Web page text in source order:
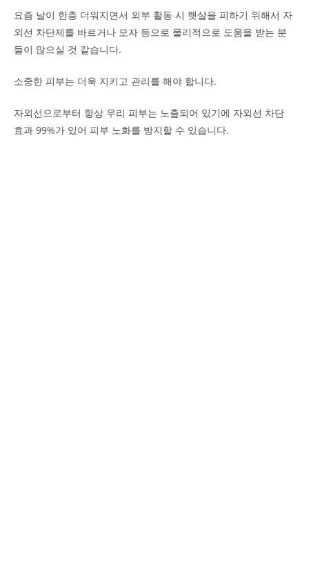
요즘 날이 한층 더워지면서 외부 활동 시 햇살을 피하기 위해서 자
외선 차단제를 바르거나 모자 등으로 물리적으로 도움을 받는 분
들이 많으실 것 같습니다.
소중한 피부는 더욱 지키고 관리를 해야 합니다.
자외선으로부터 항상 우리 피부는 노출되어 있기에 자외선 차단
효과 99%가 있어 피부 노화를 방지할 수 있습니다.